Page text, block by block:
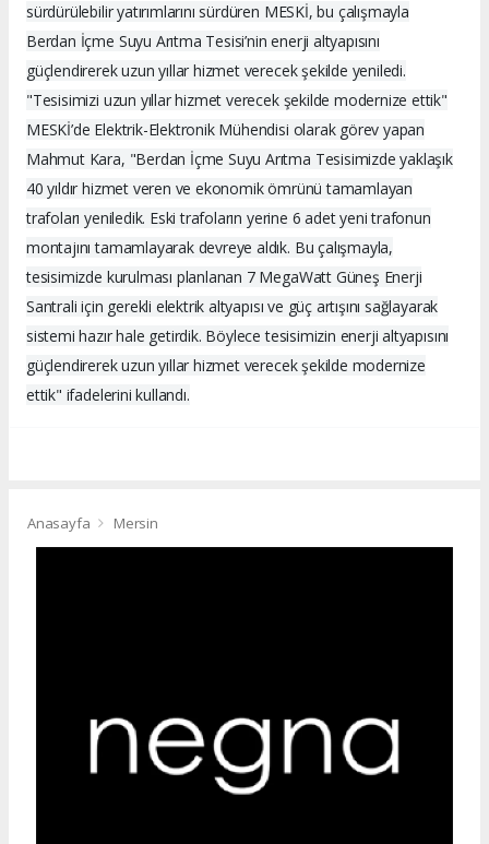
sürdürülebilir yatırımlarını sürdüren MESKİ, bu çalışmayla
Berdan İçme Suyu Arıtma Tesisi’nin enerji altyapısını
güçlendirerek uzun yıllar hizmet verecek şekilde yeniledi.
"Tesisimizi uzun yıllar hizmet verecek şekilde modernize ettik"
MESKİ’de Elektrik-Elektronik Mühendisi olarak görev yapan
Mahmut Kara, "Berdan İçme Suyu Arıtma Tesisimizde yaklaşık
40 yıldır hizmet veren ve ekonomik ömrünü tamamlayan
trafoları yeniledik. Eski trafoların yerine 6 adet yeni trafonun
montajını tamamlayarak devreye aldık. Bu çalışmayla,
tesisimizde kurulması planlanan 7 MegaWatt Güneş Enerji
Santrali için gerekli elektrik altyapısı ve güç artışını sağlayarak
sistemi hazır hale getirdik. Böylece tesisimizin enerji altyapısını
güçlendirerek uzun yıllar hizmet verecek şekilde modernize
ettik" ifadelerini kullandı.
Anasayfa Mersin